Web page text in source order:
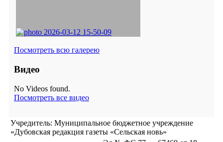
Посмотреть всю галерею
Видео
No Videos found.
Посмотреть все видео
Учредитель: Муниципальное бюджетное учреждение
«Дубовская редакция газеты «Сельская новь»